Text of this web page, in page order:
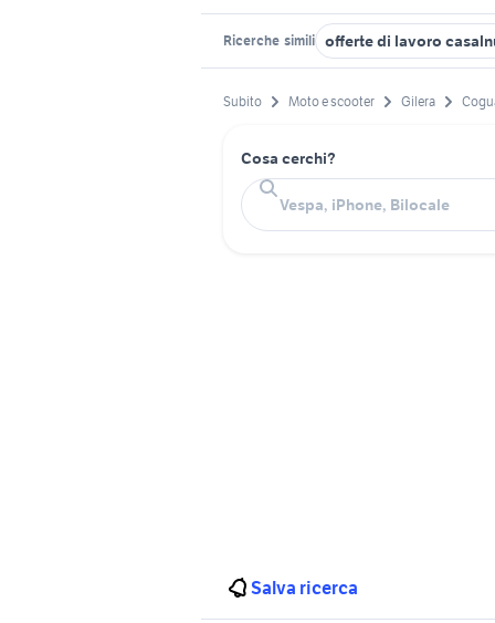
Ricerche simili offerte di lavoro
Subito Moto e scooter Gilera
Cosa cerchi?
Salva ricerca